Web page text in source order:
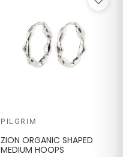
PILGRIM
ZION ORGANIC SHAPED
MEDIUM HOOPS